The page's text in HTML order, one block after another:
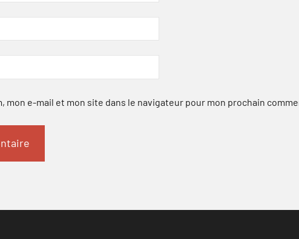
mon e-mail et mon site dans le navigateur pour mon prochain